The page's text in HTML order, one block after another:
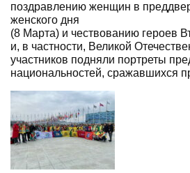
поздравлению женщин в
женского дня
(8 Марта) и чествованию героев
и, в частности, Великой
участников подняли портреты
национальностей, сражавшихся